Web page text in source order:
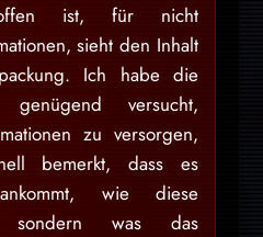
ist, für nicht
sieht den Inhalt
Ich habe die
versucht,
zu versorgen,
bemerkt, dass es
wie diese
sondern was das